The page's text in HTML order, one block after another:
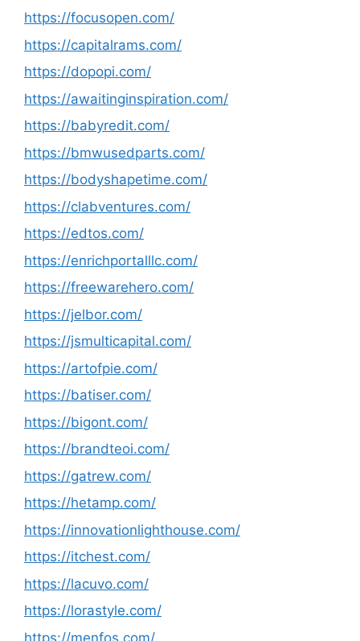
https://focusopen.com/
https://capitalrams.com/
https://dopopi.com/
https://awaitinginspiration.com/
https://babyredit.com/
https://bmwusedparts.com/
https://bodyshapetime.com/
https://clabventures.com/
https://edtos.com/
https://enrichportalllc.com/
https://freewarehero.com/
https://jelbor.com/
https://jsmulticapital.com/
https://artofpie.com/
https://batiser.com/
https://bigont.com/
https://brandteoi.com/
https://gatrew.com/
https://hetamp.com/
https://innovationlighthouse.com/
https://itchest.com/
https://lacuvo.com/
https://lorastyle.com/
https://menfos.com/